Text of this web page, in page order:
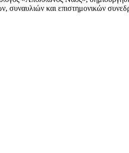
συναυλιών και επιστημονικών